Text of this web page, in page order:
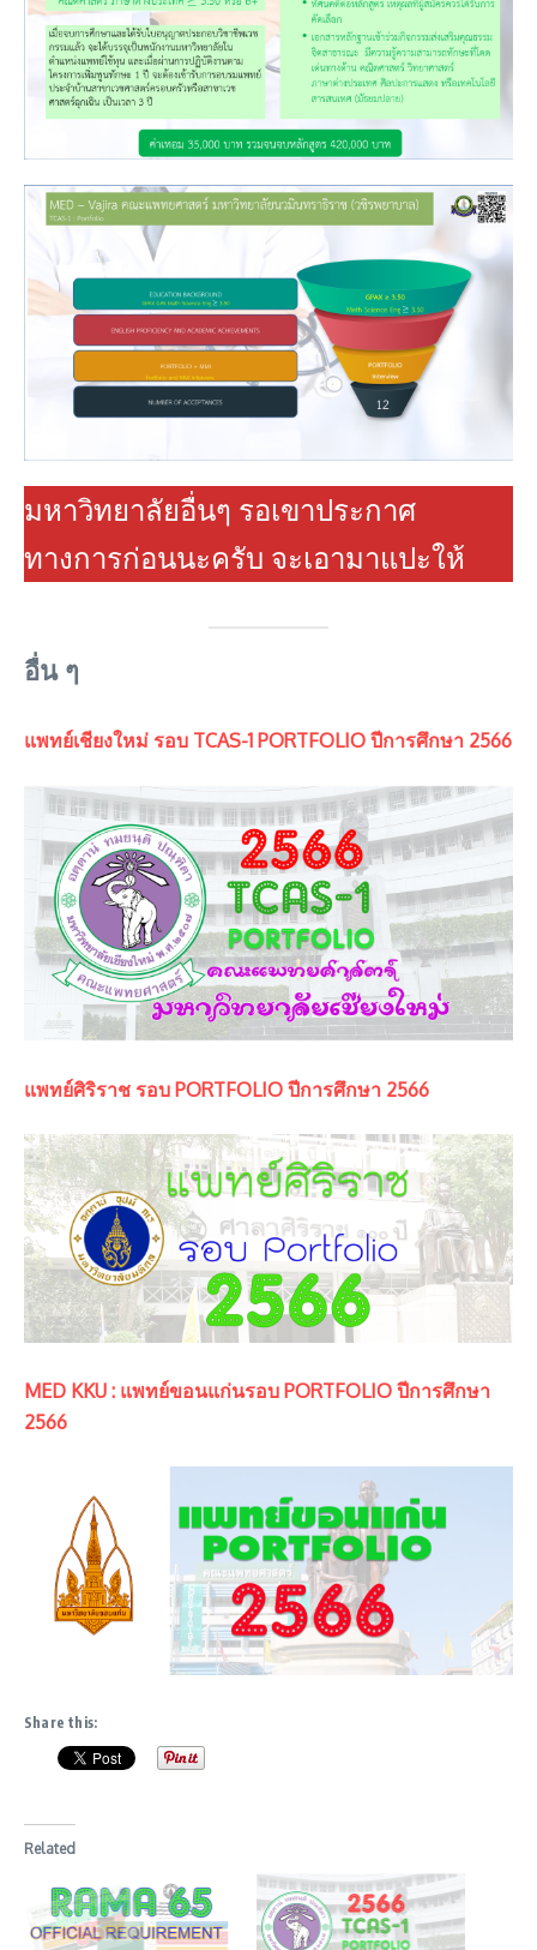
มหาวิทยาลัยอื่นๆ รอเขาประกาศ
ทางการก่อนนะครับ จะเอามาแปะให้
อื่น ๆ
แพทย์เชียงใหม่ รอบ TCAS-1 PORTFOLIO ปีการศึกษา 2566
แพทย์ศิริราช รอบ PORTFOLIO ปีการศึกษา 2566
MED KKU : แพทย์ขอนแก่นรอบ PORTFOLIO ปีการศึกษา
2566
Share this:
Related